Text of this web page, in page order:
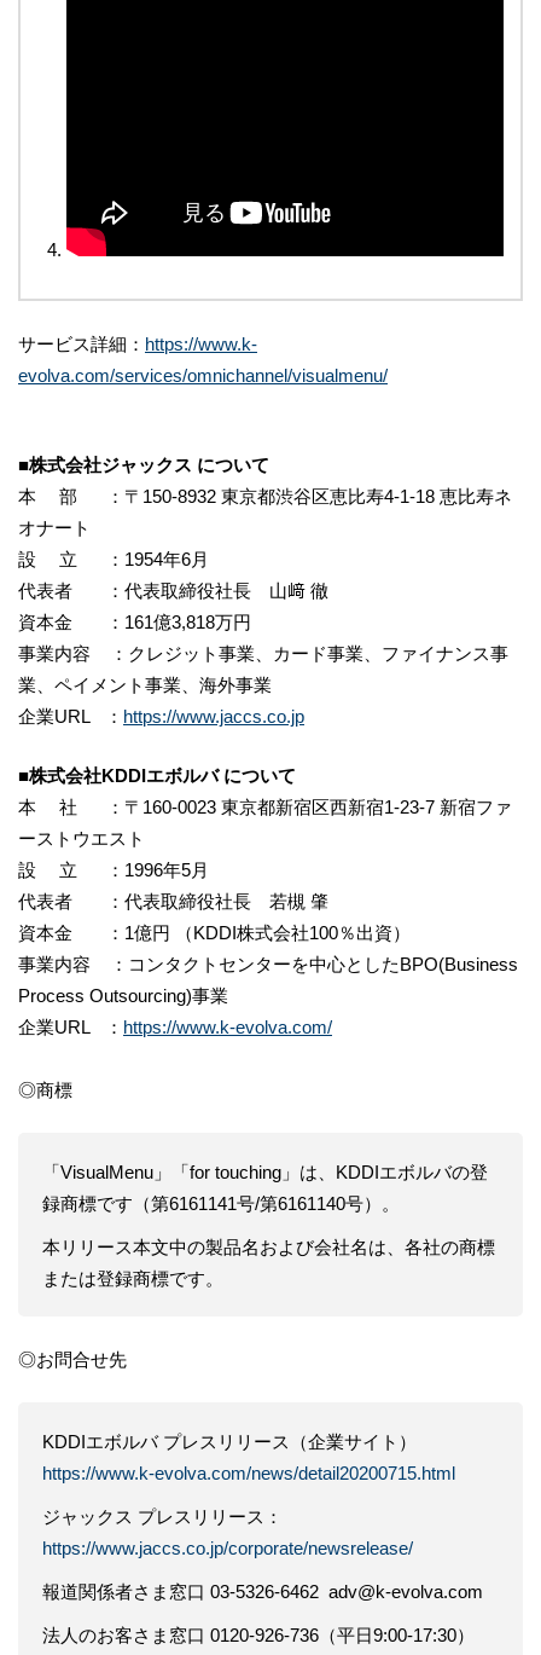
サービス詳細： https://www.k-
evolva.com/services/omnichannel/visualmenu/
■株式会社ジャックス について
本 部 ：〒150-8932 東京都渋谷区恵比寿4-1-18 恵比寿ネ
オナート
設 立 ：1954年6月
代表者 ：代表取締役社長 山﨑 徹
資本金 ：161億3,818万円
事業内容 ：クレジット事業、カード事業、ファイナンス事
業、ペイメント事業、海外事業
企業URL ： https://www.jaccs.co.jp
■株式会社KDDIエボルバ について
本 社 ：〒160-0023 東京都新宿区西新宿1-23-7 新宿ファ
ーストウエスト
設 立 ：1996年5月
代表者 ：代表取締役社長 若槻 肇
資本金 ：1億円 （KDDI株式会社100％出資）
事業内容 ：コンタクトセンターを中心としたBPO(Business
Process Outsourcing)事業
企業URL ： https://www.k-evolva.com/
​◎商標
「VisualMenu」「for touching」は、KDDIエボルバの登
録商標です（第6161141号/第6161140号）。
本リリース本文中の製品名および会社名は、各社の商標
または登録商標です。
◎お問合せ先
KDDIエボルバ プレスリリース（企業サイト）
https://www.k-evolva.com/news/detail20200715.html
ジャックス プレスリリース：
https://www.jaccs.co.jp/corporate/newsrelease/
報道関係者さま窓口 03-5326-6462 adv@k-evolva.com
法人のお客さま窓口 0120-926-736（平日9:00-17:30）